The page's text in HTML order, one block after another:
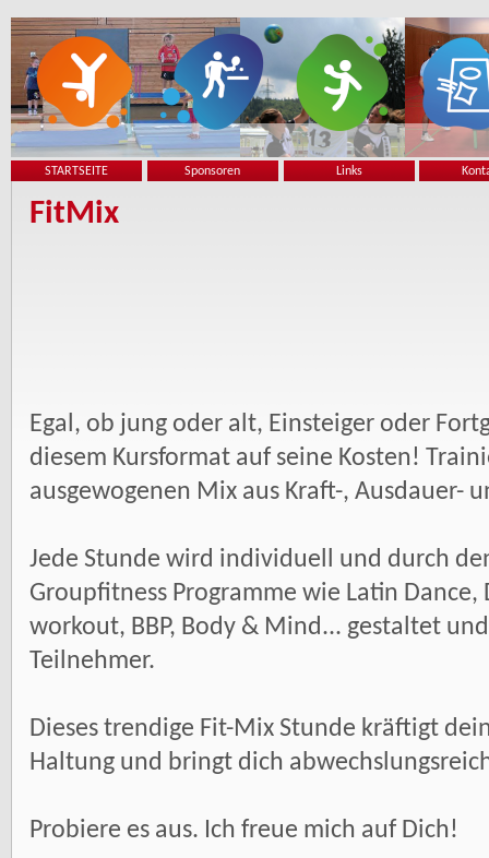
STARTSEITE Sponsoren Links
FitMix
Egal, ob jung oder alt, Einsteiger oder
diesem Kursformat auf seine Kosten!
ausgewogenen Mix aus Kraft-, Ausdauer-
Jede Stunde wird individuell und durch
Groupfitness Programme wie Latin Dance,
workout, BBP, Body & Mind... gestaltet
Teilnehmer.
Dieses trendige Fit-Mix Stunde kräftigt
Haltung und bringt dich
Probiere es aus. Ich freue mich auf Dich!